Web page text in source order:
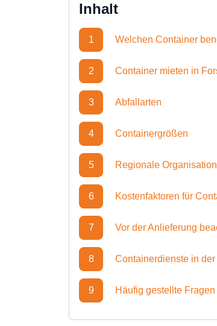
Inhalt
1 Welchen Container
2 Container mieten in
3 Abfallarten
4 Containergrößen
5 Regionale
6 Kostenfaktoren für
7 Vor der Anlieferung
8 Containerdienste in
9 Häufig gestellte Fragen